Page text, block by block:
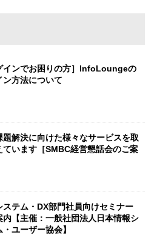
インでお困りの方］InfoLoungeの
ン方法について
題解決に向けた様々なサービスを取
ています［SMBC経営懇話会のご案
ステム・DX部門社員向けセミナー
内【主催：一般社団法人日本情報シ
・ユーザー協会】